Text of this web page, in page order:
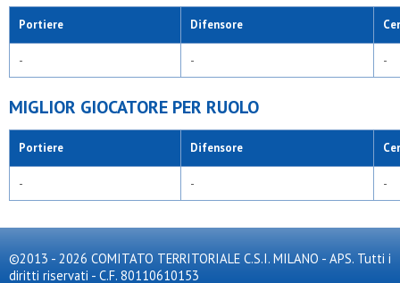
Portiere Difensore
- - -
MIGLIOR GIOCATORE PER RUOLO
Portiere Difensore
- - -
©2013 - 2026 COMITATO TERRITORIALE C.S.I. MILANO - APS. Tutti i
diritti riservati - C.F. 80110610153